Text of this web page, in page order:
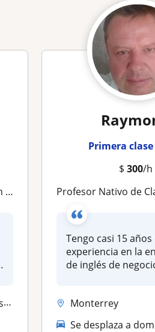
Primera
$ 300/h
Profesor Nativo de Clases Empresariales de Inglés de
Tengo casi 15 años
experiencia en la
de inglés de
Monterrey
Se desplaza a